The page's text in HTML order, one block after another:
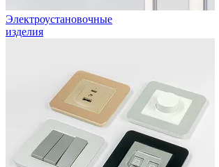
Электроустановочные
изделия